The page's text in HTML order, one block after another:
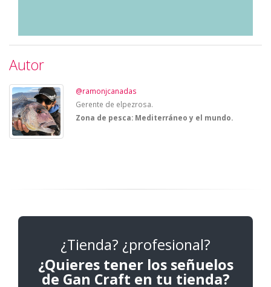
Autor
@ramonjcanadas
Gerente de elpezrosa.
Zona de pesca: Mediterráneo y el mundo.
¿Tienda? ¿profesional?
¿Quieres tener los señuelos
de Gan Craft en tu tienda?